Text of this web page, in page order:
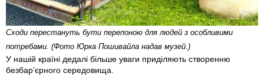
Сходи перестануть бути перепоною для людей з особливими
потребами. (Фото Юрка Пошивайла надав музей.)
У нашій країні дедалі більше уваги приділяють створенню
безбар’єрного середовища.